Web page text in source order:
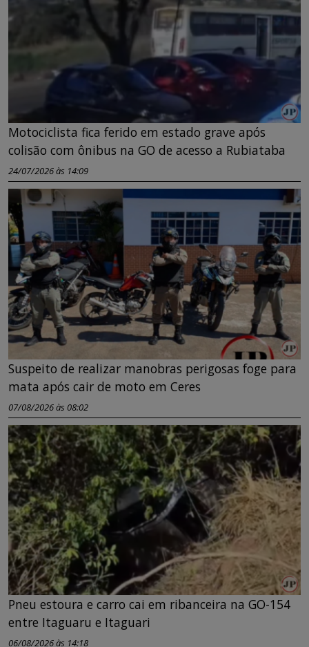
Motociclista fica ferido em estado grave após
colisão com ônibus na GO de acesso a Rubiataba
24/07/2026 às 14:09
Suspeito de realizar manobras perigosas foge para
mata após cair de moto em Ceres
07/08/2026 às 08:02
Pneu estoura e carro cai em ribanceira na GO-154
entre Itaguaru e Itaguari
06/08/2026 às 14:18